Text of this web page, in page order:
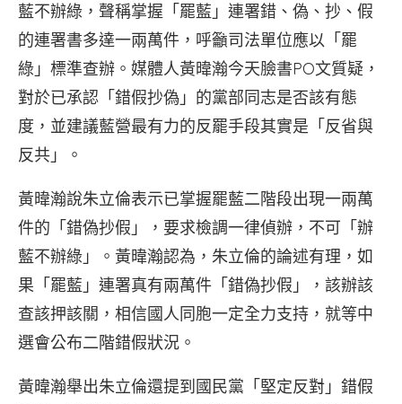
藍不辦綠，聲稱掌握「罷藍」連署錯、偽、抄、假
的連署書多達一兩萬件，呼籲司法單位應以「罷
綠」標準查辦。媒體人黃暐瀚今天臉書PO文質疑，
對於已承認「錯假抄偽」的黨部同志是否該有態
度，並建議藍營最有力的反罷手段其實是「反省與
反共」。
黃暐瀚說朱立倫表示已掌握罷藍二階段出現一兩萬
件的「錯偽抄假」，要求檢調一律偵辦，不可「辦
藍不辦綠」。黃暐瀚認為，朱立倫的論述有理，如
果「罷藍」連署真有兩萬件「錯偽抄假」，該辦該
查該押該關，相信國人同胞一定全力支持，就等中
選會公布二階錯假狀況。
黃暐瀚舉出朱立倫還提到國民黨「堅定反對」錯假